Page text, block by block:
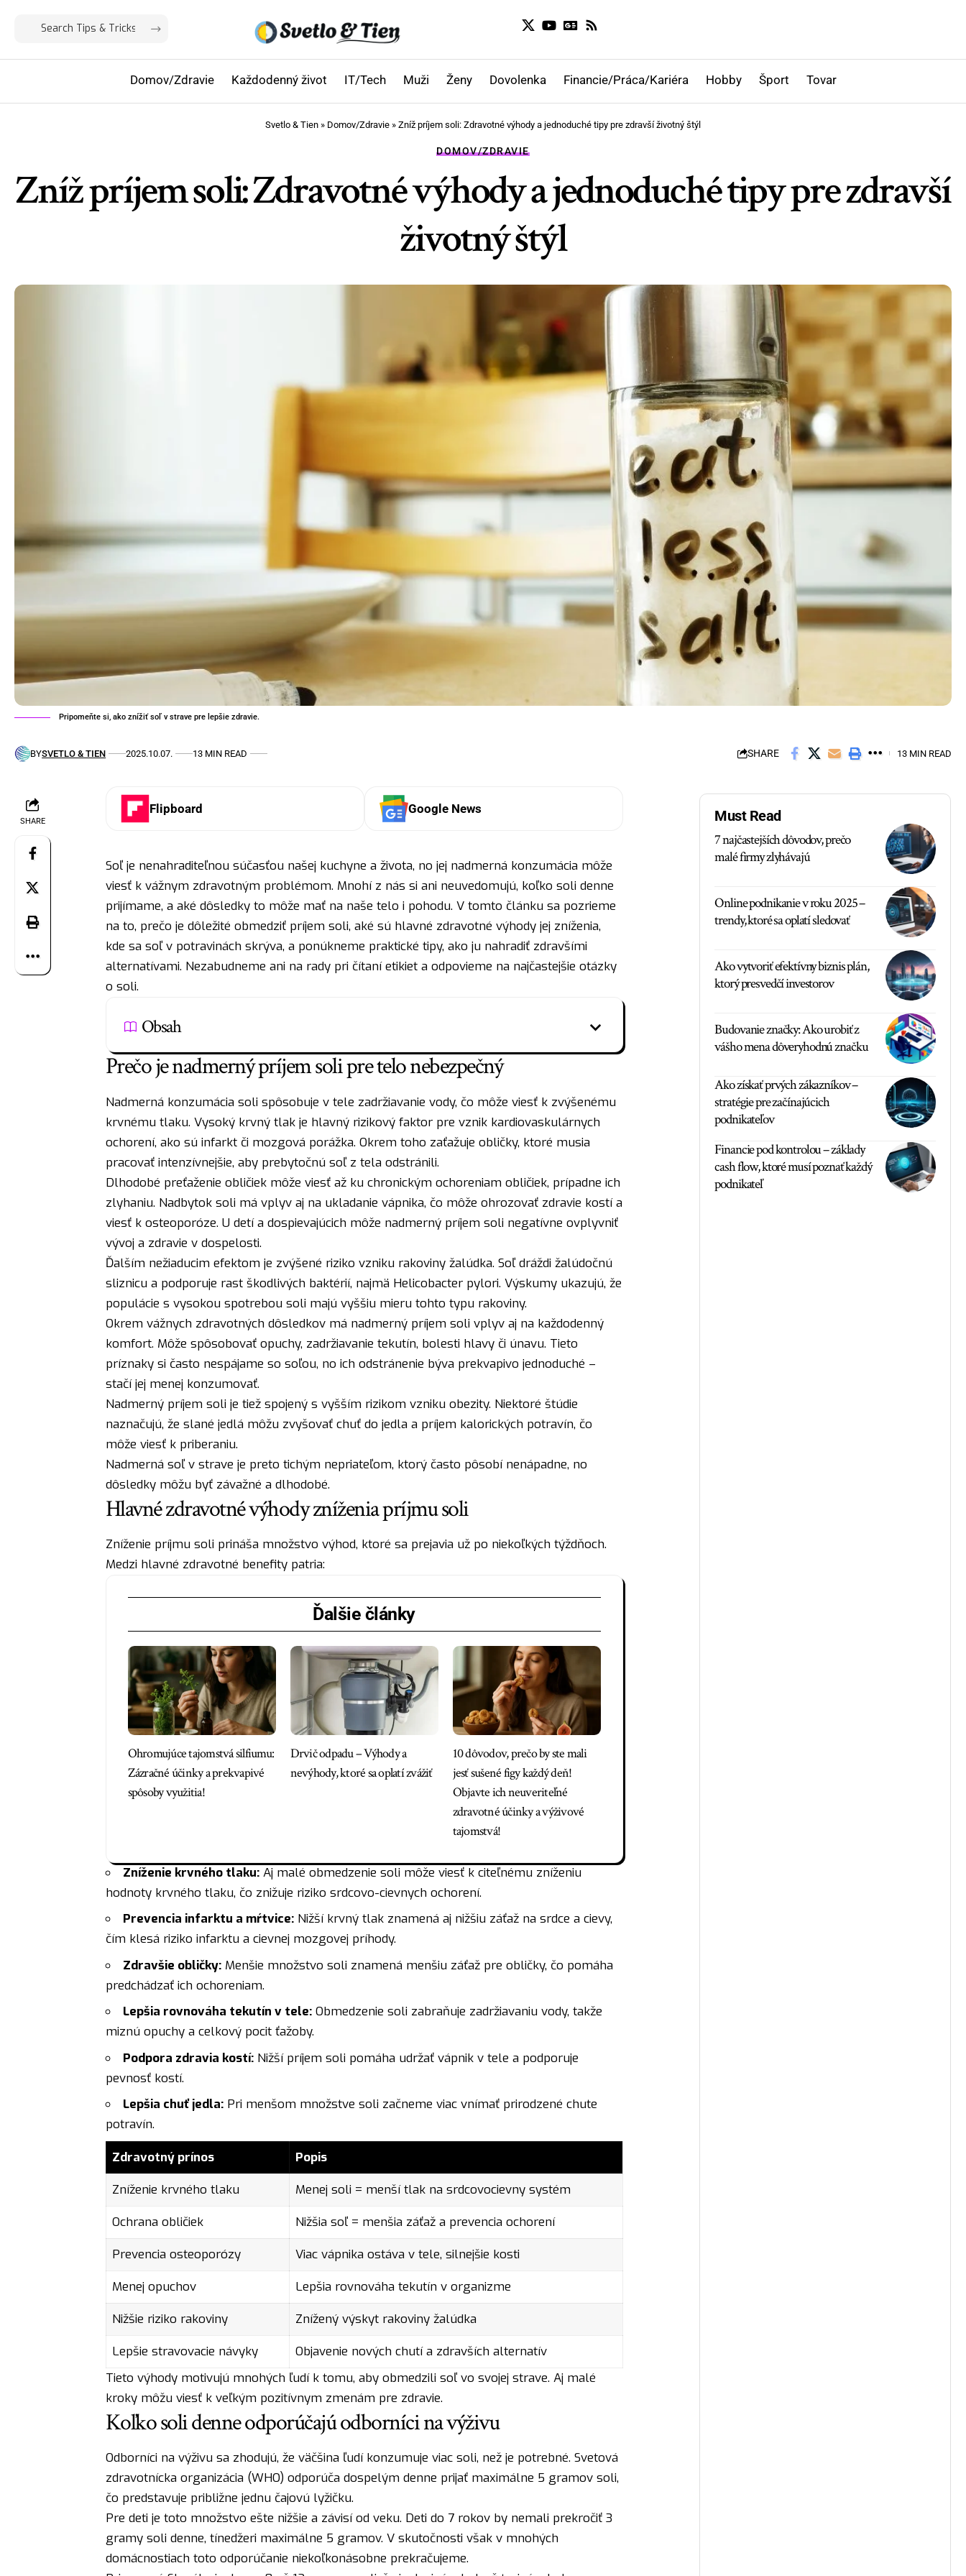
Domov/Zdravie Každodenný život IT/Tech Muži Ženy Dovolenka Financie/Práca/Kariéra Hobby Šport Tovar
Svetlo & Tien » Domov/Zdravie » Zníž príjem soli: Zdravotné výhody a jednoduché tipy pre zdravší životný štýl
DOMOV/ZDRAVIE
Zníž príjem soli: Zdravotné výhody a jednoduché tipy pre zdravší
životný štýl
Pripomeňte si, ako znížiť soľ v strave pre lepšie zdravie.
BYSVETLO & TIEN 2025.10.07. 13 MIN READ SHARE 13 MIN READ
SHARE
Flipboard Google News
Soľ je nenahraditeľnou súčasťou našej kuchyne a života, no jej nadmerná konzumácia môže
viesť k vážnym zdravotným problémom. Mnohí z nás si ani neuvedomujú, koľko soli denne
prijímame, a aké dôsledky to môže mať na naše telo i pohodu. V tomto článku sa pozrieme
na to, prečo je dôležité obmedziť príjem soli, aké sú hlavné zdravotné výhody jej zníženia,
kde sa soľ v potravinách skrýva, a ponúkneme praktické tipy, ako ju nahradiť zdravšími
alternatívami. Nezabudneme ani na rady pri čítaní etikiet a odpovieme na najčastejšie otázky
o soli.
Obsah
Prečo je nadmerný príjem soli pre telo nebezpečný
Nadmerná konzumácia soli spôsobuje v tele zadržiavanie vody, čo môže viesť k zvýšenému
krvnému tlaku. Vysoký krvný tlak je hlavný rizikový faktor pre vznik kardiovaskulárnych
ochorení, ako sú infarkt či mozgová porážka. Okrem toho zaťažuje obličky, ktoré musia
pracovať intenzívnejšie, aby prebytočnú soľ z tela odstránili.
Dlhodobé preťaženie obličiek môže viesť až ku chronickým ochoreniam obličiek, prípadne ich
zlyhaniu. Nadbytok soli má vplyv aj na ukladanie vápnika, čo môže ohrozovať zdravie kostí a
viesť k osteoporóze. U detí a dospievajúcich môže nadmerný príjem soli negatívne ovplyvniť
vývoj a zdravie v dospelosti.
Ďalším nežiaducim efektom je zvýšené riziko vzniku rakoviny žalúdka. Soľ dráždi žalúdočnú
sliznicu a podporuje rast škodlivých baktérií, najmä Helicobacter pylori. Výskumy ukazujú, že
populácie s vysokou spotrebou soli majú vyššiu mieru tohto typu rakoviny.
Okrem vážnych zdravotných dôsledkov má nadmerný príjem soli vplyv aj na každodenný
komfort. Môže spôsobovať opuchy, zadržiavanie tekutín, bolesti hlavy či únavu. Tieto
príznaky si často nespájame so soľou, no ich odstránenie býva prekvapivo jednoduché –
stačí jej menej konzumovať.
Nadmerný príjem soli je tiež spojený s vyšším rizikom vzniku obezity. Niektoré štúdie
naznačujú, že slané jedlá môžu zvyšovať chuť do jedla a príjem kalorických potravín, čo
môže viesť k priberaniu.
Nadmerná soľ v strave je preto tichým nepriateľom, ktorý často pôsobí nenápadne, no
dôsledky môžu byť závažné a dlhodobé.
Hlavné zdravotné výhody zníženia príjmu soli
Zníženie príjmu soli prináša množstvo výhod, ktoré sa prejavia už po niekoľkých týždňoch.
Medzi hlavné zdravotné benefity patria:
Ďalšie články
Ohromujúce tajomstvá silfiumu:
Zázračné účinky a prekvapivé
spôsoby využitia!
Drvič odpadu – Výhody a
nevýhody, ktoré sa oplatí zvážiť
10 dôvodov, prečo by ste mali
jesť sušené figy každý deň!
Objavte ich neuveriteľné
zdravotné účinky a výživové
tajomstvá!
Zníženie krvného tlaku:Aj malé obmedzenie soli môže viesť k citeľnému zníženiu
hodnoty krvného tlaku, čo znižuje riziko srdcovo-cievnych ochorení.
Prevencia infarktu a mŕtvice:Nižší krvný tlak znamená aj nižšiu záťaž na srdce a cievy,
čím klesá riziko infarktu a cievnej mozgovej príhody.
Zdravšie obličky:Menšie množstvo soli znamená menšiu záťaž pre obličky, čo pomáha
predchádzať ich ochoreniam.
Lepšia rovnováha tekutín v tele:Obmedzenie soli zabraňuje zadržiavaniu vody, takže
miznú opuchy a celkový pocit ťažoby.
Podpora zdravia kostí:Nižší príjem soli pomáha udržať vápnik v tele a podporuje
pevnosť kostí.
Lepšia chuť jedla:Pri menšom množstve soli začneme viac vnímať prirodzené chute
potravín.
Zdravotný prínos
Popis
Zníženie krvného tlaku
Menej soli = menší tlak na srdcovocievny systém
Ochrana obličiek
Nižšia soľ = menšia záťaž a prevencia ochorení
Prevencia osteoporózy
Viac vápnika ostáva v tele, silnejšie kosti
Menej opuchov
Lepšia rovnováha tekutín v organizme
Nižšie riziko rakoviny
Znížený výskyt rakoviny žalúdka
Lepšie stravovacie návyky
Objavenie nových chutí a zdravších alternatív
Tieto výhody motivujú mnohých ľudí k tomu, aby obmedzili soľ vo svojej strave. Aj malé
kroky môžu viesť k veľkým pozitívnym zmenám pre zdravie.
Koľko soli denne odporúčajú odborníci na výživu
Odborníci na výživu sa zhodujú, že väčšina ľudí konzumuje viac soli, než je potrebné. Svetová
zdravotnícka organizácia (WHO) odporúča dospelým denne prijať maximálne 5 gramov soli,
čo predstavuje približne jednu čajovú lyžičku.
Pre deti je toto množstvo ešte nižšie a závisí od veku. Deti do 7 rokov by nemali prekročiť 3
gramy soli denne, tínedžeri maximálne 5 gramov. V skutočnosti však v mnohých
domácnostiach toto odporúčanie niekoľkonásobne prekračujeme.
Must Read
7 najčastejších dôvodov, prečo
malé firmy zlyhávajú
Online podnikanie v roku 2025 –
trendy, ktoré sa oplatí sledovať
Ako vytvoriť efektívny biznis plán,
ktorý presvedčí investorov
Budovanie značky: Ako urobiť z
vášho mena dôveryhodnú značku
Ako získať prvých zákazníkov –
stratégie pre začínajúcich
podnikateľov
Financie pod kontrolou – základy
cash flow, ktoré musí poznať každý
podnikateľ